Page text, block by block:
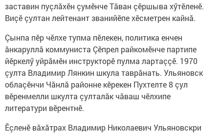
заставин пуçлăхӗн çумӗнче Тăван çӗршыва хӳтӗленӗ.
Виçӗ çултан лейтенант званийӗпе хӗсметрен кайнă.
Çынпа пӗр чӗлхе тупма пӗлекен, политика енчен
ăнкаруллă коммуниста Çӗпрел райкомӗнче партипе
йӗркелӳ уйрăмӗн инструкторӗ пулма лартаççӗ. 1970
çулта Владимир Лянкин шкула таврăнать. Ульяновск
облаçӗнчи Чăнлă районне кӗрекен Пухтелте 8 çул
вӗренмелли шкулта çулталăк чăваш чӗлхипе
литератури вӗрентнӗ.
Ӗçленӗ вăхăтрах Владимир Николаевич Ульяновскри